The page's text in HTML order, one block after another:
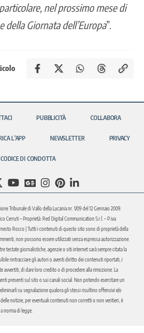
nel prossimo mese di
della Giornata dell’Europa”.
PUBBLICITÀ COLLABORA
L’APP NEWSLETTER PRIVACY
CODICE DI CONDOTTA
Tribunale di Vallo della Lucania nr. 1/09 del 12 Gennaio 2009.
Cerruti – Proprietà: Red Digital Communication S.r.l. – P.iva
Rocco | Tutti i contenuti di questo sito sono di proprietà della
non possono essere utilizzati senza espressa autorizzazione.
testate giornalistiche, agenzie o siti internet sarà sempre citata la
rintracciare gli autori o aventi diritto dei contenuti riportati, i
avvertiti, di dare loro credito o di procedere alla rimozione. La
presenti sul sito o sui canali social. Non potendo esercitare un
su segnalazione qualora gli stessi risultino offensivi e/o
notizie, per eventuali contenuti non corretti o non veritieri, è
norma di legge.